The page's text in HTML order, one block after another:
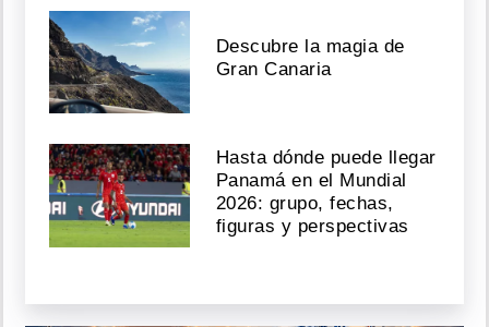
Descubre la magia de
Gran Canaria
Hasta dónde puede llegar
Panamá en el Mundial
2026: grupo, fechas,
figuras y perspectivas